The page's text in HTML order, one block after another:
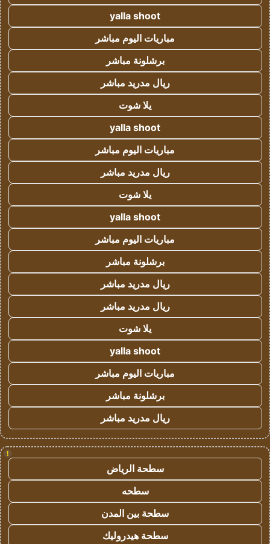
yalla shoot
مباريات اليوم مباشر
برشلونة مباشر
ريال مدريد مباشر
يلا شوت
yalla shoot
مباريات اليوم مباشر
ريال مدريد مباشر
يلا شوت
yalla shoot
مباريات اليوم مباشر
برشلونة مباشر
ريال مدريد مباشر
ريال مدريد مباشر
يلا شوت
yalla shoot
مباريات اليوم مباشر
برشلونة مباشر
ريال مدريد مباشر
!
سطحة الرياض
سطحه
سطحة بين المدن
سطحة هيدروليك